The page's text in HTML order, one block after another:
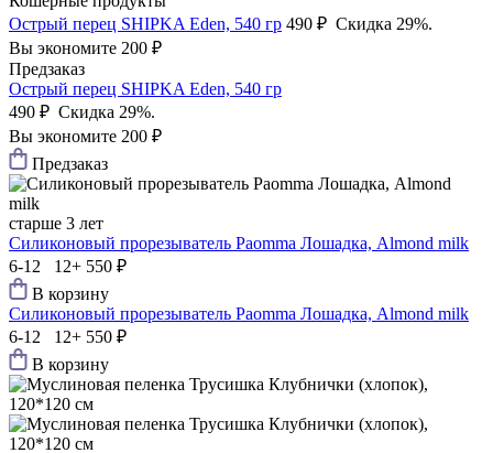
Острый перец SHIPKA Eden, 540 гр 490 ₽ Скидка 29%.
Вы экономите 200 ₽
Предзаказ
Острый перец SHIPKA Eden, 540 гр
490 ₽ Скидка 29%.
Вы экономите 200 ₽
Предзаказ
старше 3 лет
Силиконовый прорезыватель Paomma Лошадка, Almond milk
6-12 12+ 550 ₽
В корзину
Силиконовый прорезыватель Paomma Лошадка, Almond milk
6-12 12+ 550 ₽
В корзину